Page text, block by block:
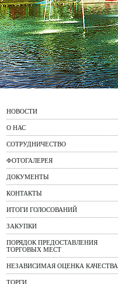
НОВОСТИ
О НАС
СОТРУДНИЧЕСТВО
ФОТОГАЛЕРЕЯ
ДОКУМЕНТЫ
КОНТАКТЫ
ИТОГИ ГОЛОСОВАНИЙ
ЗАКУПКИ
ПОРЯДОК ПРЕДОСТАВЛЕНИЯ
ТОРГОВЫХ МЕСТ
НЕЗАВИСИМАЯ ОЦЕНКА КАЧЕСТВА
ТОРГИ